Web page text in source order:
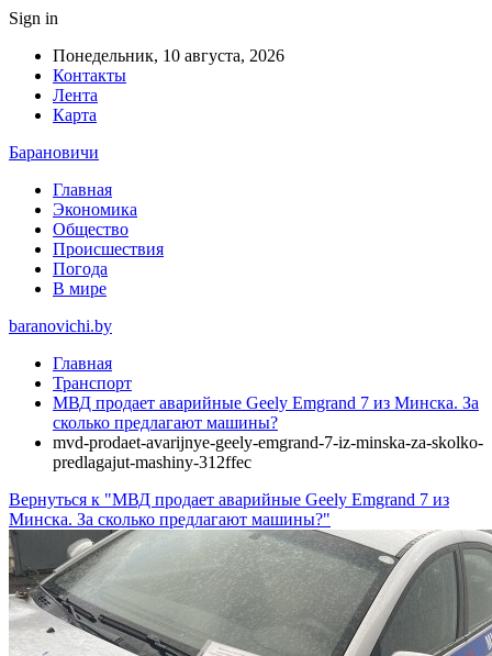
Sign in
Понедельник, 10 августа, 2026
Контакты
Лента
Карта
Барановичи
Главная
Экономика
Общество
Происшествия
Погода
В мире
baranovichi.by
Главная
Транспорт
МВД продает аварийные Geely Emgrand 7 из Минска. За
сколько предлагают машины?
mvd-prodaet-avarijnye-geely-emgrand-7-iz-minska-za-skolko-
predlagajut-mashiny-312ffec
Вернуться к "МВД продает аварийные Geely Emgrand 7 из
Минска. За сколько предлагают машины?"